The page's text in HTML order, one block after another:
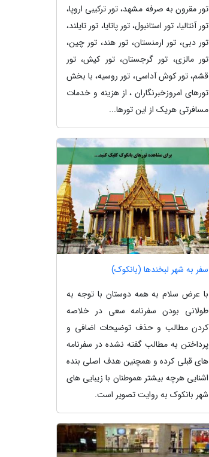
تور مقرون به صرفه مشهد، تور ترکیبی اروپا،
تور آنتالیا، تور استانبول، تور پاتایا، تور تایلند،
تور دبی، تور ارمنستان، تور هند، تور چین،
تور مالزی، تور گرجستان، تور کیش، تور
قشم، تور کوش آداسی، تور روسیه، با بخش
تورهای امروزخبرنگاران ، از هزینه و خدمات
مسافرتی هریک از این تورها...
سفر به شهر لبخندها (بانکوک)
با عرض سلام به همه دوستان با توجه به
طولانی بودن سفرنامه سعی در خلاصه
کردن مطالب و حذف توضیحات اضافی و
پرداختن به مطالب گفته نشده در سفرنامه
های قبلی کرده و همچنین هدف اصلی بنده
اشنایی هرچه بیشتر هموطنان با زیبایی های
شهر بانکوک به روایت تصویر است.